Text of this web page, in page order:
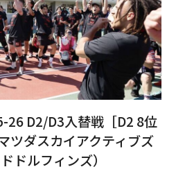
26 D2/D3入替戦［D2 8位
ツダスカイアクティブズ
ドルフィンズ）